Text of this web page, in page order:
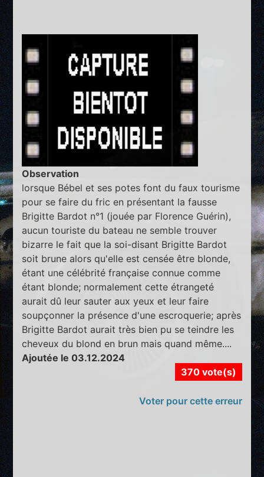
Observation
lorsque Bébel et ses potes font du faux tourisme
pour se faire du fric en présentant la fausse
Brigitte Bardot n°1 (jouée par Florence Guérin),
aucun touriste du bateau ne semble trouver
bizarre le fait que la soi-disant Brigitte Bardot
soit brune alors qu'elle est censée être blonde,
étant une célébrité française connue comme
étant blonde; normalement cette étrangeté
aurait dû leur sauter aux yeux et leur faire
soupçonner la présence d'une escroquerie; après
Brigitte Bardot aurait très bien pu se teindre les
cheveux du blond en brun mais quand même....
Ajoutée le 03.12.2024
370 vote(s)
Voter pour cette erreur